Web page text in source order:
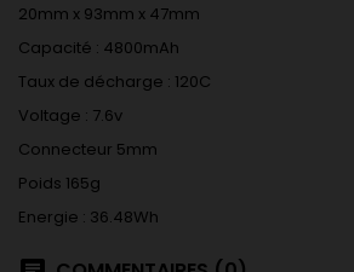
20mm x 93mm x 47mm
Capacité : 4800mAh
Taux de décharge : 120C
Voltage : 7.6v
Connecteur 5mm
Poids 165g
Energie : 36.48Wh